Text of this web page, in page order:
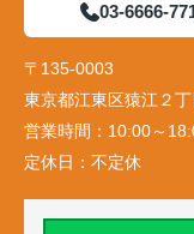
03-6666-
〒135-0003
東京都江東区猿江２
営業時間： 10:00～
定休日： 不定休